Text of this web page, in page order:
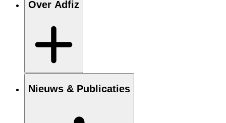
Over Adfiz
Nieuws & Publicaties